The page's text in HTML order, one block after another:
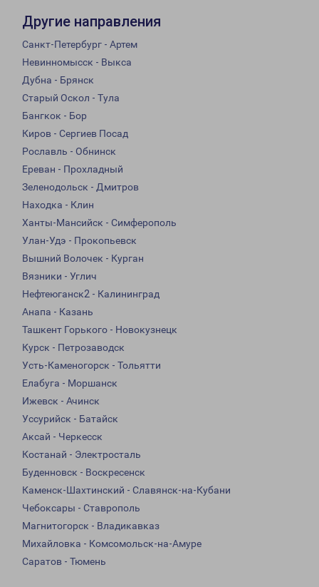
Другие направления
Санкт-Петербург - Артем
Невинномысск - Выкса
Дубна - Брянск
Старый Оскол - Тула
Бангкок - Бор
Киров - Сергиев Посад
Рославль - Обнинск
Ереван - Прохладный
Зеленодольск - Дмитров
Находка - Клин
Ханты-Мансийск - Симферополь
Улан-Удэ - Прокопьевск
Вышний Волочек - Курган
Вязники - Углич
Нефтеюганск2 - Калининград
Анапа - Казань
Ташкент Горького - Новокузнецк
Курск - Петрозаводск
Усть-Каменогорск - Тольятти
Елабуга - Моршанск
Ижевск - Ачинск
Уссурийск - Батайск
Аксай - Черкесск
Костанай - Электросталь
Буденновск - Воскресенск
Каменск-Шахтинский - Славянск-на-Кубани
Чебоксары - Ставрополь
Магнитогорск - Владикавказ
Михайловка - Комсомольск-на-Амуре
Саратов - Тюмень